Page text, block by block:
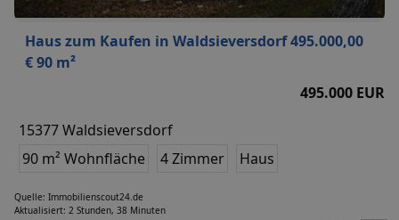
Haus zum Kaufen in Waldsieversdorf 495.000,00
€ 90 m²
495.000 EUR
15377 Waldsieversdorf
90 m² Wohnfläche
4 Zimmer Haus
Quelle: Immobilienscout24.de
Aktualisiert: 2 Stunden, 38 Minuten